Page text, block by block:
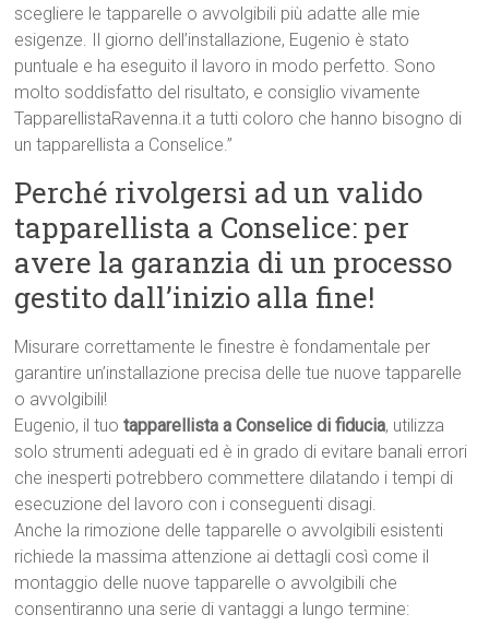
scegliere le tapparelle o avvolgibili più adatte alle mie
esigenze. Il giorno dell’installazione, Eugenio è stato
puntuale e ha eseguito il lavoro in modo perfetto. Sono
molto soddisfatto del risultato, e consiglio vivamente
TapparellistaRavenna.it a tutti coloro che hanno bisogno di
un tapparellista a Conselice.”
Perché rivolgersi ad un valido
tapparellista a Conselice: per
avere la garanzia di un processo
gestito dall’inizio alla fine!
Misurare correttamente le finestre è fondamentale per
garantire un’installazione precisa delle tue nuove tapparelle
o avvolgibili!
Eugenio, il tuotapparellista a Conselice di fiducia, utilizza
solo strumenti adeguati ed è in grado di evitare banali errori
che inesperti potrebbero commettere dilatando i tempi di
esecuzione del lavoro con i conseguenti disagi.
Anche la rimozione delle tapparelle o avvolgibili esistenti
richiede la massima attenzione ai dettagli così come il
montaggio delle nuove tapparelle o avvolgibili che
consentiranno una serie di vantaggi a lungo termine: